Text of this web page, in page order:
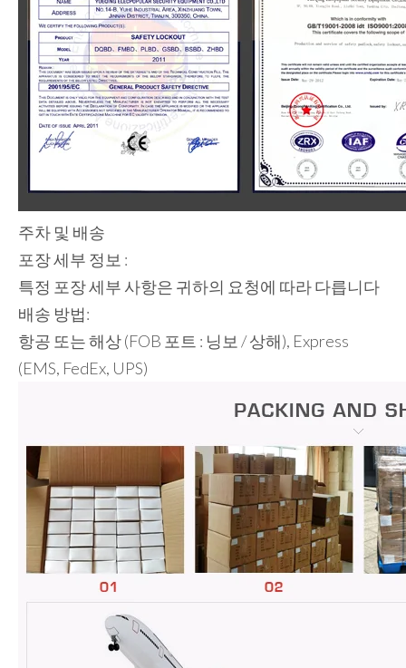
주차 및 배송
포장 세부 정보 :
특정 포장 세부 사항은 귀하의 요청에 따라 다릅니다
배송 방법:
항공 또는 해상 (FOB 포트 : 닝보 / 상해), Express
(EMS, FedEx, UPS)